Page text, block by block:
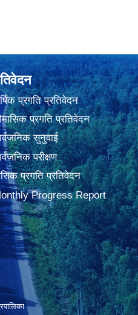
प्रगति प्रतिवेदन
प्रगति प्रतिवेदन
सुनुवाई
परीक्षण
प्रगति प्रतिवेदन
Progress Report